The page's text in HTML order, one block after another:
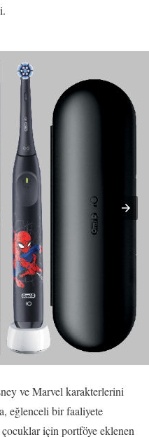
ve Marvel karakterlerini
eğlenceli bir faaliyete
için portföye eklenen